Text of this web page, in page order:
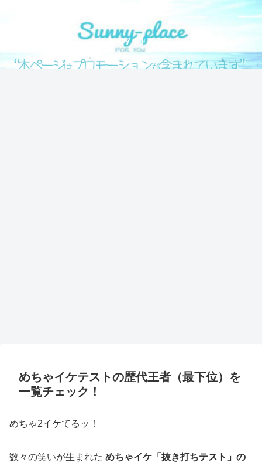
SUNNY PLACE
めちゃイケテストの歴代王者（最下位）を
一覧チェック！
めちゃ2イケてるッ！
数々の笑いが生まれた めちゃイケ「抜き打ちテスト」の